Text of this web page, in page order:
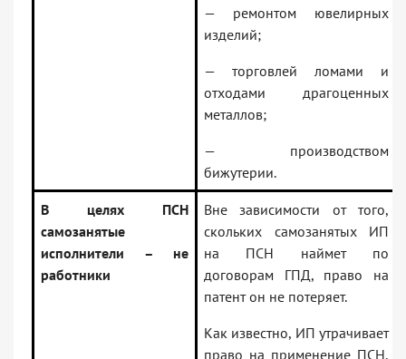
— ремонтом ювелирных
изделий;
— торговлей ломами и
отходами драгоценных
металлов;
— производством
бижутерии.
В целях ПСН
самозанятые
исполнители – не
работники
Вне зависимости от того,
скольких самозанятых ИП
на ПСН наймет по
договорам ГПД, право на
патент он не потеряет.
Как известно, ИП утрачивает
право на применение ПСН,